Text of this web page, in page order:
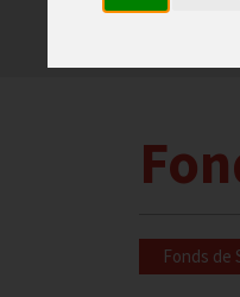
Titres
Fonds de